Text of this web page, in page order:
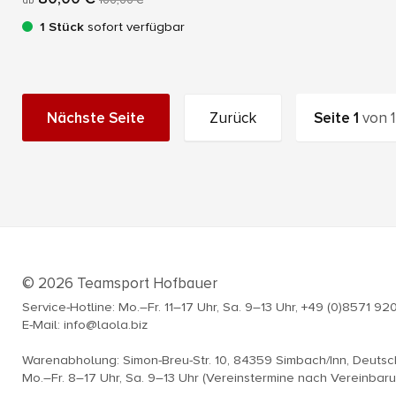
1 Stück sofort verfügbar
Nächste Seite Zurück Seite1 von1
© 2026 Teamsport Hofbauer
Service-Hotline: Mo.–Fr. 11–17 Uhr, Sa. 9–13 Uhr, +49 (0)8571
E-Mail: info@laola.biz
Warenabholung: Simon-Breu-Str. 10, 84359 Simbach/Inn,
Mo.–Fr. 8–17 Uhr, Sa. 9–13 Uhr (Vereinstermine nach